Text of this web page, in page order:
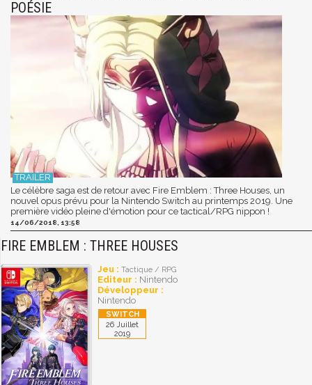
POÉSIE
Le célèbre saga est de retour avec Fire Emblem : Three Houses, un
nouvel opus prévu pour la Nintendo Switch au printemps 2019. Une
première vidéo pleine d'émotion pour ce tactical/RPG nippon !
14/06/2018, 13:58
FIRE EMBLEM : THREE HOUSES
Jeu : Tactique / RPG
Editeur : Nintendo
Développeur :
Nintendo
26 Juillet
2019